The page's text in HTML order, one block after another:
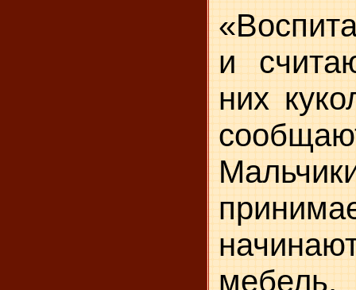
и
них